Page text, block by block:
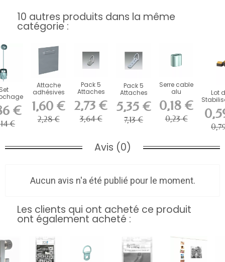
10 autres produits dans la même
catégorie :
fils
€
€
Attache
adhésives
pour
dibond,
Plexiglass...
1,60 €
2,28 €
Pack 5
Attaches
Renforcées
1 trou + vis
2,73 €
3,64 €
Pack 5
Attaches
Renforcée
3 trou + vis
5,35 €
7,13 €
Serre cable
alu
0,18 €
0,23 €
Lot
en
Avis (0)
Aucun avis n'a été publié pour le moment.
Les clients qui ont acheté ce produit
ont également acheté :